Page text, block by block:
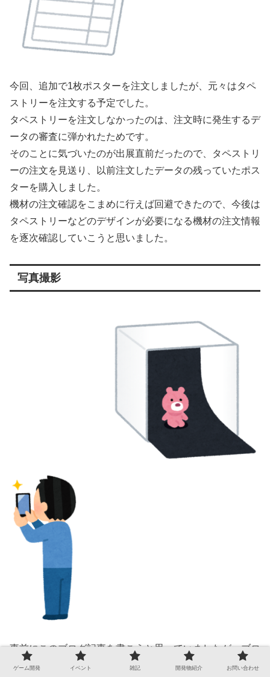
今回、追加で1枚ポスターを注文しましたが、元々はタペ
ストリーを注文する予定でした。
タペストリーを注文しなかったのは、注文時に発生するデ
ータの審査に弾かれたためです。
そのことに気づいたのが出展直前だったので、タペストリ
ーの注文を見送り、以前注文したデータの残っていたポス
ターを購入しました。
機材の注文確認をこまめに行えば回避できたので、今後は
タペストリーなどのデザインが必要になる機材の注文情報
を逐次確認していこうと思いました。
写真撮影
事前にこのブログ記事を書こうと思っていましたが、ブロ
グで使用するための写真を撮影するのを忘れてしまいまし
ゲーム開発 イベント 雑記 開発物紹介 お問い合わせ